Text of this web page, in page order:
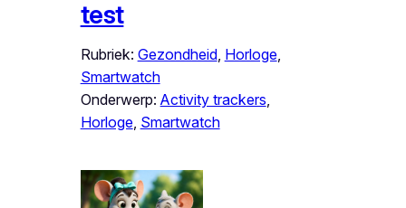
test
Rubriek: Gezondheid, Horloge
Smartwatch
Onderwerp: Activity trackers
Horloge, Smartwatch